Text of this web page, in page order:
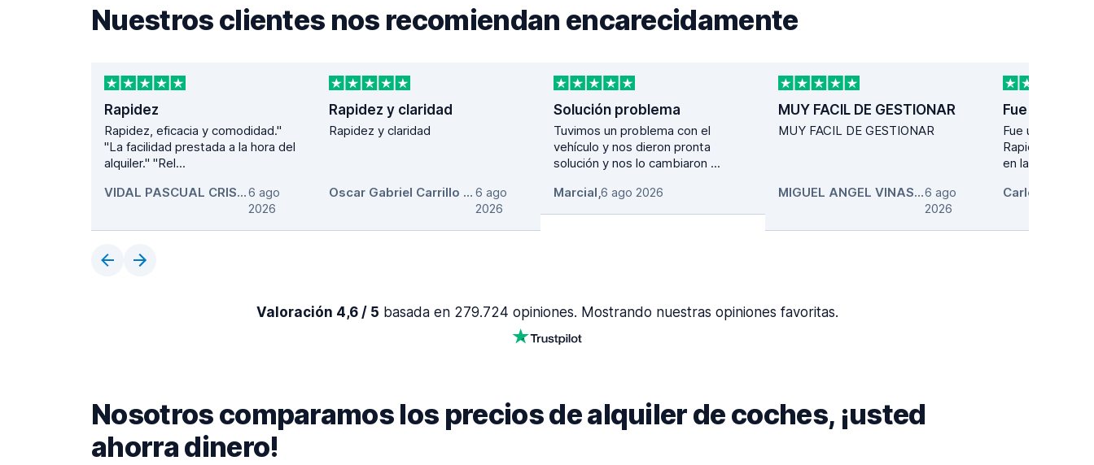
Nuestros clientes nos recomiendan encarecidamente
Rapidez
Rapidez, eficacia y comodidad."
"La facilidad prestada a la hora del
alquiler." "Rel...
VIDAL PASCUAL CRISTIAN
,
6 ago
2026
Rapidez y claridad
Rapidez y claridad
Oscar Gabriel Carrillo couoh ,
6 ago
2026
Solución problema
Tuvimos un problema con el
vehículo y nos dieron pronta
solución y nos lo cambiaron ...
Marcial,6 ago 2026
MUY FACIL DE GESTIONAR
MUY FACIL DE GESTIONAR
MIGUEL ANGEL VINAS PENA ,
6 ago
2026
Fue una
Rapidez tanto
en la entrega
Valoración 4,6 / 5 basada en 279.724 opiniones. Mostrando nuestras opiniones favoritas.
Nosotros comparamos los precios de alquiler de coches, ¡usted
ahorra dinero!